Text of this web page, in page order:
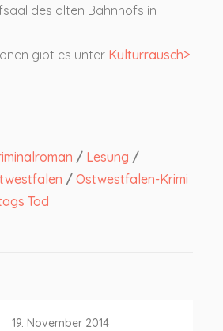
des alten Bahnhofs in
gibt es unter Kulturrausch>
/ Lesung /
/ Ostwestfalen-Krimi
Tod
19. November 2014